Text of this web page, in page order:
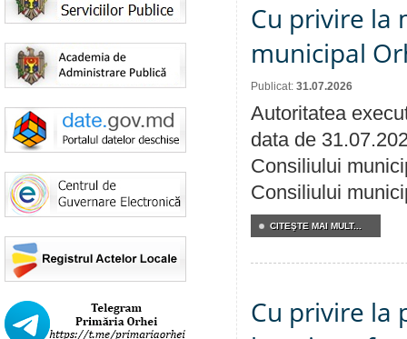
Cu privire la
municipal
Publicat: 31.07.2026
Autoritatea
data de
Consiliului
Consiliului
CITEŞTE MAI MULT...
Cu privire la